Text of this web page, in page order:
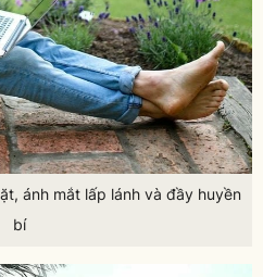
ánh mắt lấp lánh và đầy huyền
bí